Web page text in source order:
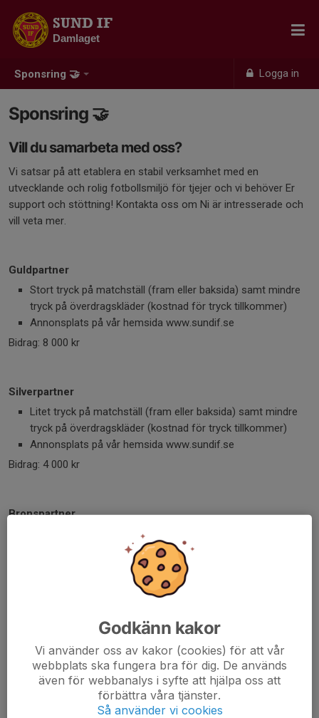
Sponsring 🤝 Logga in
SUND IF
Damlaget
Sponsring 🤝
Vill du samarbeta med oss?
Vi satsar på att etablera en stabil verksamhet med en
utvecklande och rolig fotbollsmiljö för tjejer och vi behöver Er
support och stöttning! Kontakta oss om Ni är intresserade och
vill veta mer.
Guldpartner
Stort tryck på matchställ (fram eller baksida) samt mindre
tryck på överdragskläder (kostnad för tryck tillkommer)
Annonsplats på vår hemsida www.sundif.se
Bidrag: 8 000 kr
Silverpartner
Litet tryck på matchställ (fram eller baksida) samt mindre
tryck på överdragskläder (kostnad för tryck tillkommer)
Annonsplats på vår hemsida www.sundif.se
Bidrag: 4 000 kr
Bronspartner
Litet tryck på shorts samt överdragskläder (kostnad för
Annonsplats på vår hemsida www.sundif.se
Godkänn kakor
Vi använder oss av kakor (cookies) för att vår
webbplats ska fungera bra för dig. De används
även för webbanalys i syfte att hjälpa oss att
förbättra våra tjänster.
Så använder vi cookies